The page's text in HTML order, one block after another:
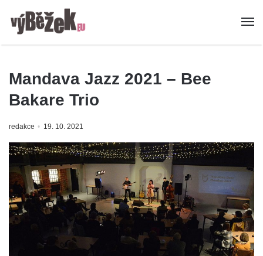
Mandava Jazz 2021 – Bee
Bakare Trio
redakce 19. 10. 2021